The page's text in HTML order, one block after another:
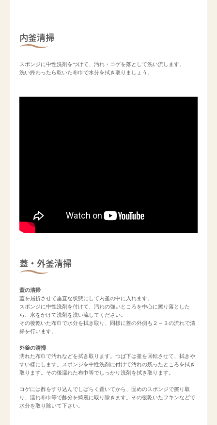
内釜清掃
スポンジに中性洗剤をつけて、汚れ・コゲを落として洗い流します。
蓋・外釜清掃
蓋の清掃
蓋を屈折させて垂直な状態にして内釜の中に入れます。
スポンジに中性洗剤を付けて、汚れの強いところを中心に擦り落とした
ら、水をかけて洗剤を洗い流してください。
その後乾いた布巾で水分を拭き取り、同様に蓋の外側も２～３の流れで清
掃を行います。
外釜の清掃
濡れた布巾で汚れなどを拭き取ります。つば下は釜を回転させて、拭きや
すい様にします。スポンジを中性洗剤に付けて汚れの残ったところを拭き
取ります。その後濡れた布巾等でしっかり洗剤を拭き取ります。
コゲには酢をすり込んでしばらく置いてから、固めのスポンジで擦り取
り、濡れ布巾等で酢分を綺麗に取り除きます。その後乾いたフキンなどで